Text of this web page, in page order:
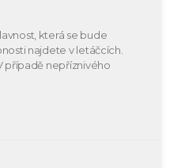
která se bude
najdete v letáčcích.
případě nepříznivého